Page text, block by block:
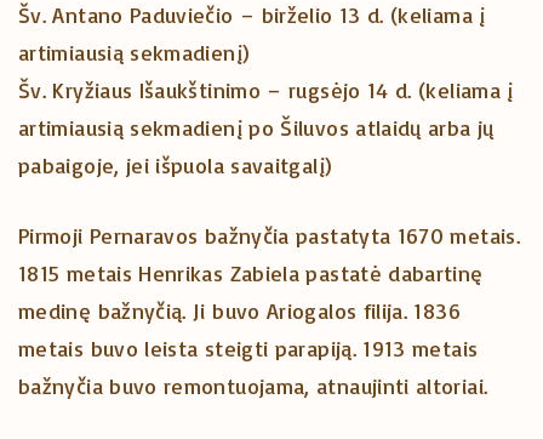
Šv. Antano Paduviečio – birželio 13 d. (keliama į
artimiausią sekmadienį)
Šv. Kryžiaus Išaukštinimo – rugsėjo 14 d. (keliama į
artimiausią sekmadienį po Šiluvos atlaidų arba jų
pabaigoje, jei išpuola savaitgalį)
Pirmoji Pernaravos bažnyčia pastatyta 1670 metais.
1815 metais Henrikas Zabiela pastatė dabartinę
medinę bažnyčią. Ji buvo Ariogalos filija. 1836
metais buvo leista steigti parapiją. 1913 metais
bažnyčia buvo remontuojama, atnaujinti altoriai.